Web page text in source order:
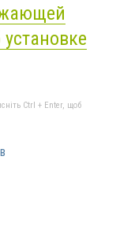
Ctrl + Enter, щоб